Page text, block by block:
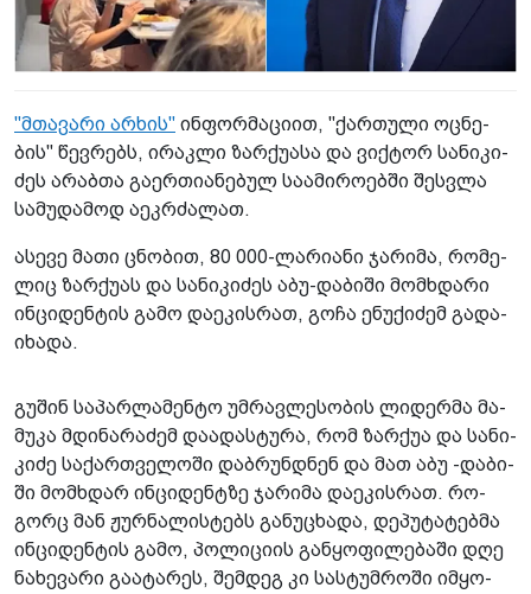
"მთა­ვა­რი არხის" ინფორმაციით, "ქარ­თუ­ლი ოც­ნე­
ბის" წევ­რებს, ირაკ­ლი ზარ­ქუ­ა­სა და ვიქ­ტორ სა­ნი­კი­
ძეს არაბ­თა გა­ერ­თი­ა­ნე­ბულ სა­ა­მი­რო­ებ­ში შეს­ვლა
სა­მუ­და­მოდ აეკ­რძა­ლათ.
ასე­ვე მათი ცნო­ბით, 80 000-ლა­რი­ა­ნი ჯა­რი­მა, რო­მე­
ლიც ზარ­ქუ­ას და სა­ნი­კი­ძეს აბუ-და­ბი­ში მომ­ხდა­რი
ინ­ცი­დენ­ტის გამო და­ე­კის­რათ, გოჩა ენუ­ქი­ძემ გა­და­
ი­ხა­და.
გუ­შინ სა­პარ­ლა­მენ­ტო უმ­რავ­ლე­სო­ბის ლი­დერ­მა მა­
მუ­კა მდი­ნა­რა­ძემ და­ა­დას­ტუ­რა, რომ ზარ­ქუა და სა­ნი­
კი­ძე სა­ქარ­თვე­ლო­ში დაბ­რუნ­დნენ და მათ აბუ -და­ბი­
ში მომ­ხდარ ინ­ცი­დენტზე ჯა­რი­მა და­ე­კის­რათ. რო­
გორც მან ჟურ­ნა­ლის­ტებს გა­ნუ­ცხა­და, დე­პუ­ტა­ტებ­მა
ინ­ცი­დენ­ტის გამო, პო­ლი­ცი­ის გან­ყო­ფი­ლე­ბა­ში დღე
ნა­ხე­ვა­რი გა­ა­ტა­რეს, შემ­დეგ კი სას­ტუმ­რო­ში იმ­ყო­